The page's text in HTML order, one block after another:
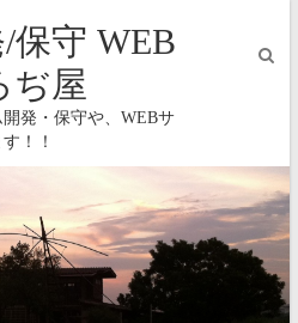
保守 WEB
ぢ屋
発・保守や、WEBサ
！！